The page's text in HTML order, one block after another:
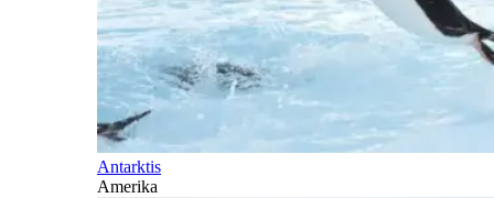
Antarktis
Amerika